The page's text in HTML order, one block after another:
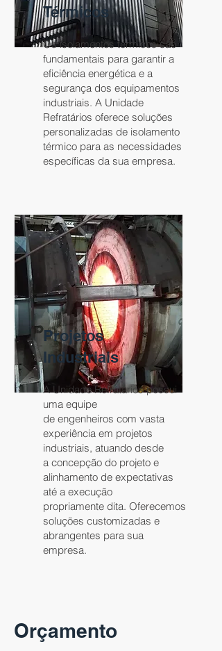
Térmicos
​Os isolamentos térmicos são
fundamentais para garantir a
eficiência energética e a
segurança dos equipamentos
industriais. A Unidade
Refratários oferece soluções
personalizadas de isolamento
térmico para as necessidades
específicas da sua empresa.
Projetos
Industriais
​A Unidade Refratários possui
uma equipe
de engenheiros com vasta
experiência em projetos
industriais, atuando desde
a concepção do projeto e
alinhamento de expectativas
até a execução
propriamente dita. Oferecemos
soluções customizadas e
abrangentes para sua
empresa.
Orçamento